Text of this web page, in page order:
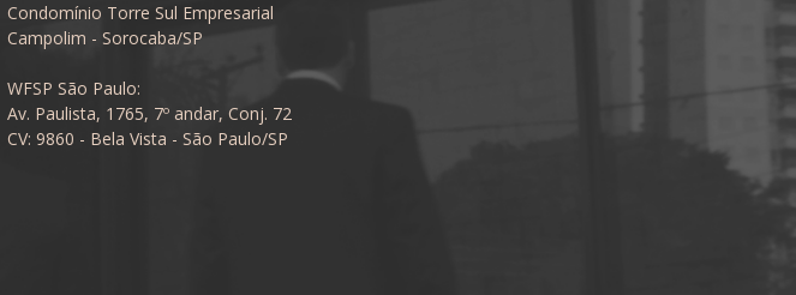
Condomínio Torre Sul Empresarial
Campolim - Sorocaba/SP
WFSP São Paulo:
Av. Paulista, 1765, 7º andar, Conj. 72
CV: 9860 - Bela Vista - São Paulo/SP